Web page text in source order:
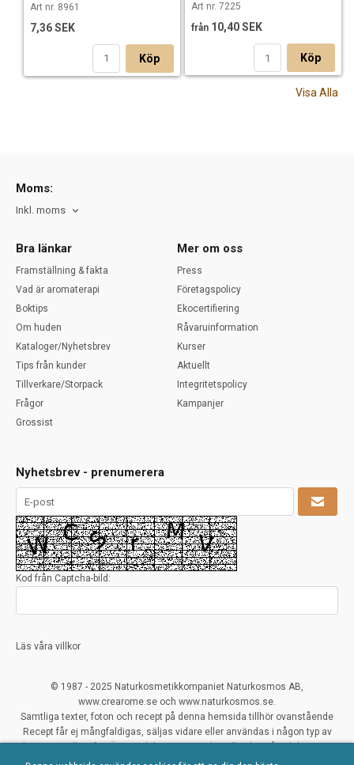
Art nr. 8961
7,36 SEK
Köp
Art nr. 7225
från 10,40 SEK
Köp
Visa Alla
Moms:
Inkl. moms
Bra länkar
Framställning & fakta
Vad är aromaterapi
Boktips
Om huden
Kataloger/Nyhetsbrev
Tips från kunder
Tillverkare/Storpack
Frågor
Grossist
Mer om oss
Press
Företagspolicy
Ekocertifiering
Råvaruinformation
Kurser
Aktuellt
Integritetspolicy
Kampanjer
Nyhetsbrev - prenumerera
Kod från Captcha-bild:
Läs våra villkor
© 1987 - 2025 Naturkosmetikkompaniet Naturkosmos AB,
www.crearome.se och www.naturkosmos.se.
Samtliga texter, foton och recept på denna hemsida tillhör ovanstående
Recept får ej mångfaldigas, säljas vidare eller användas i någon typ av